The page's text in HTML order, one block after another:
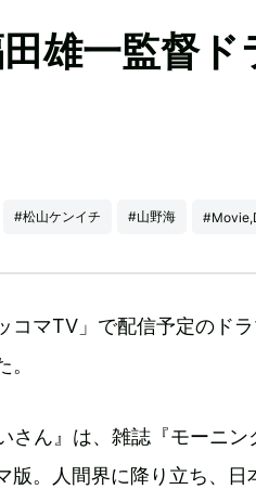
雄一監督
#松山ケンイチ #山野海
コマTV」で配信予定のド
さん』は、雑誌『モーニ
版。人間界に降り立ち、